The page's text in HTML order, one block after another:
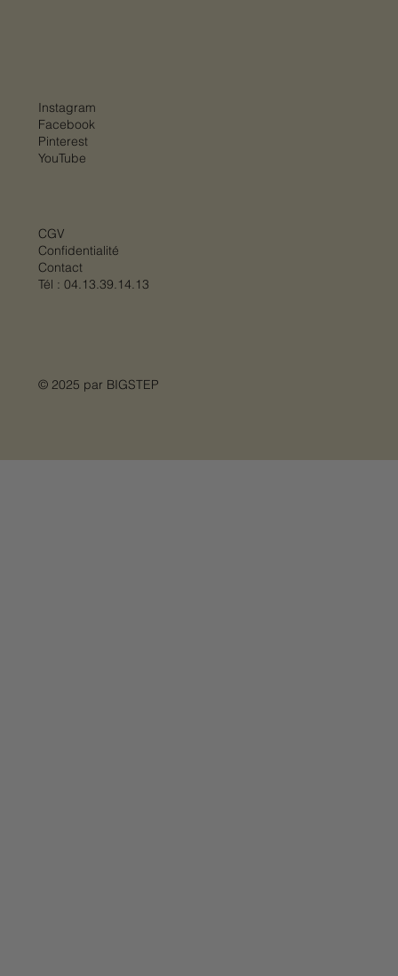
CGV
Confidentialité
Contact
Tél : 04.13.39.14.13
Instagram
Facebook
Pinterest
YouTube
© 2025 par BIGSTEP